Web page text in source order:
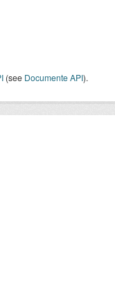
(see Documente API).